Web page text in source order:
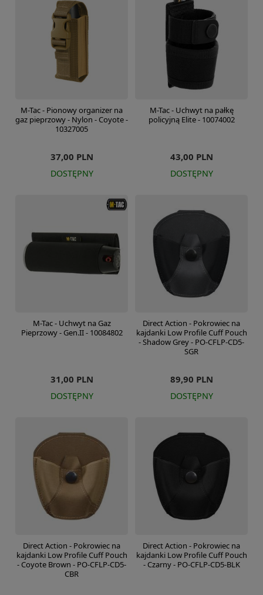
M-Tac - Pionowy organizer na
gaz pieprzowy - Nylon - Coyote -
10327005
37,00 PLN
DOSTĘPNY
M-Tac - Uchwyt na pałkę
policyjną Elite - 10074002
43,00 PLN
DOSTĘPNY
M-Tac - Uchwyt na Gaz
Pieprzowy - Gen.II - 10084802
31,00 PLN
DOSTĘPNY
Direct Action - Pokrowiec na
kajdanki Low Profile Cuff Pouch
- Shadow Grey - PO-CFLP-CD5-
SGR
89,90 PLN
DOSTĘPNY
Direct Action - Pokrowiec na
kajdanki Low Profile Cuff Pouch
- Coyote Brown - PO-CFLP-CD5-
CBR
Direct Action - Pokrowiec na
kajdanki Low Profile Cuff Pouch
- Czarny - PO-CFLP-CD5-BLK